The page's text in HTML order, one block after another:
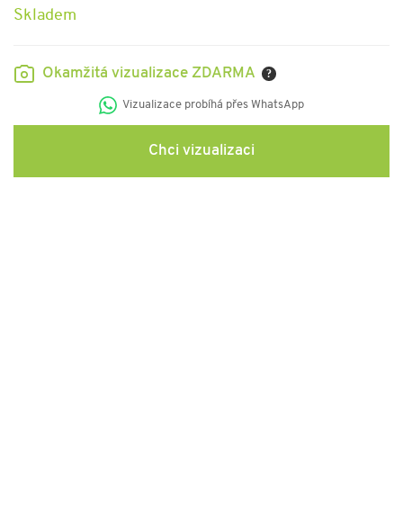
Skladem
Okamžitá vizualizace ZDARMA ?
Vizualizace probíhá přes WhatsApp
Chci vizualizaci